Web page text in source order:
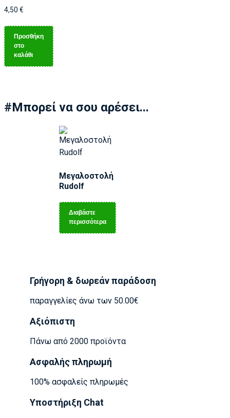
4,50 €
Προσθήκη
στο
καλάθι
#Μπορεί να σου αρέσει...
Μεγαλοστολή
Rudolf
Διαβάστε
περισσότερα
Γρήγορη & δωρεάν παράδοση
παραγγελίες άνω των 50.00€
Αξιόπιστη
Πάνω από 2000 προϊόντα
Ασφαλής πληρωμή
100% ασφαλείς πληρωμές
Υποστήριξη Chat